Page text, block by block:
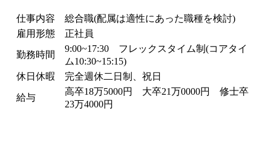
仕事内容
総合職(配属は適性にあった職種を検討)
雇用形態
正社員
勤務時間
9:00~17:30 フレックスタイム制(コアタイ
ム10:30~15:15)
休日休暇
完全週休二日制、祝日
給与
高卒18万5000円 大卒21万0000円 修士卒
23万4000円